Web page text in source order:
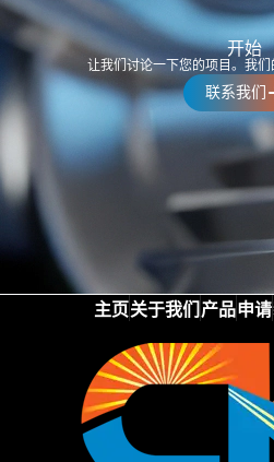
开始
让我们讨论一下您的项目。我们
联系我们
主页关于我们 产品申请